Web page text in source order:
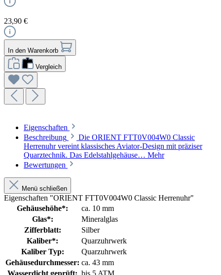
23,90 €
In den Warenkorb
Vergleich
Eigenschaften
Beschreibung
Die ORIENT FTT0V004W0 Classic
Herrenuhr vereint klassisches Aviator-Design mit präziser
Quarztechnik. Das Edelstahlgehäuse… Mehr
Bewertungen
Menü schließen
Eigenschaften "ORIENT FTT0V004W0 Classic Herrenuhr"
Gehäusehöhe*:
ca. 10 mm
Glas*:
Mineralglas
Zifferblatt:
Silber
Kaliber*:
Quarzuhrwerk
Kaliber Typ:
Quarzuhrwerk
Gehäusedurchmesser: ca. 43 mm